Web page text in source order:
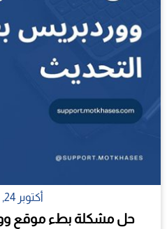
أكتوبر 24, 2025
حل مشكلة بطء موقع